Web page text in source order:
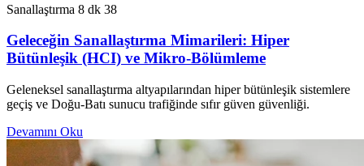
Sanallaştırma 8 dk 38
Geleceğin Sanallaştırma Mimarileri: Hiper
Bütünleşik (HCI) ve Mikro-Bölümleme
Geleneksel sanallaştırma altyapılarından hiper bütünleşik sistemlere
geçiş ve Doğu-Batı sunucu trafiğinde sıfır güven güvenliği.
Devamını Oku